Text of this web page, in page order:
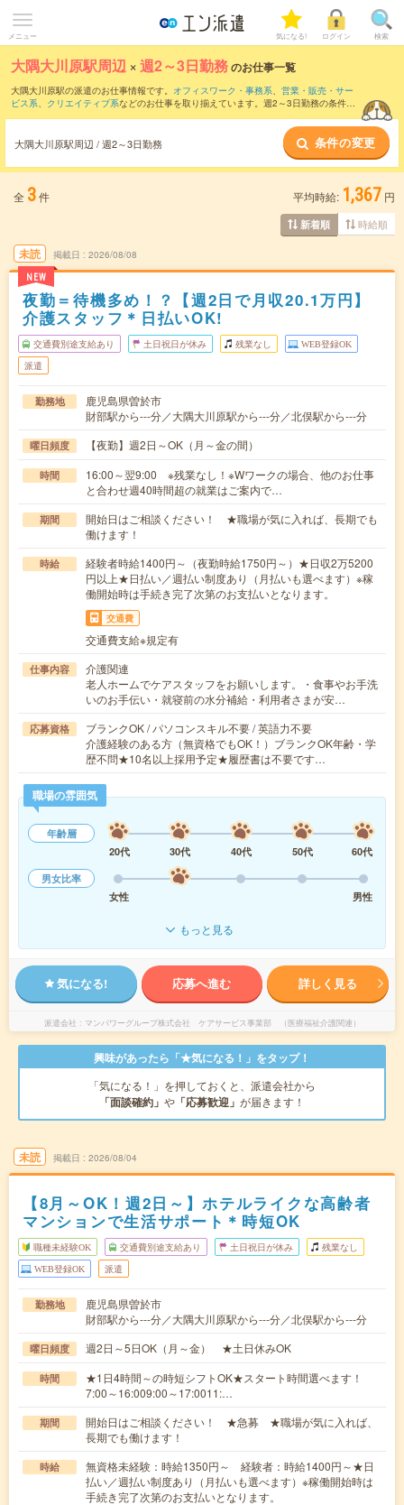
メニュー 気になる! ログイン 検索
大隅大川原駅周辺 ×週2～3日勤務のお仕事一覧
大隅大川原駅の派遣のお仕事情報です。 オフィスワーク・事務系、 営業・販売・サー
ビス系、 クリエイティブ系などのお仕事を取り揃えています。週2～3日勤務の条件の
大隅大川原駅周辺 / 週2～3日勤務 条件の変更
全 3件 平均時給: 1,367 円
新着順 時給順
未読
NEW
掲載日 2026/08/08
夜勤＝待機多め！？【週2日で月収20.1万円】
介護スタッフ＊日払いOK!
交通費別途支給あり 土日祝日が休み 残業なし WEB登録OK
派遣
勤務地
鹿児島県曽於市
財部駅から---分／大隅大川原駅から---分／北俣駅から---分
曜日頻度 【夜勤】週2日～OK（月～金の間）
時間
16:00～翌9:00 ※残業なし！※Wワークの場合、他のお仕事
と合わせ週40時間超の就業はご案内で…
期間
開始日はご相談ください！ ★職場が気に入れば、長期でも
働けます！
時給
経験者時給1400円～（夜勤時給1750円～）★日収2万5200
円以上★日払い／週払い制度あり（月払いも選べます）※稼
働開始時は手続き完了次第のお支払いとなります。
交通費
交通費支給※規定有
仕事内容
介護関連
老人ホームでケアスタッフをお願いします。・食事やお手洗
いのお手伝い・就寝前の水分補給・利用者さまが安…
応募資格
ブランクOK / パソコンスキル不要 / 英語力不要
介護経験のある方（無資格でもOK！）ブランクOK年齢・学
歴不問★10名以上採用予定★履歴書は不要です…
職場の雰囲気
年齢層
20代
30代 40代 50代
60代
男女比率
女性
男性
もっと見る
気になる! 応募へ進む 詳しく見る
派遣会社 マンパワーグループ株式会社 ケアサービス事業部 （医療福祉介護関連）
興味があったら「★気になる！」をタップ！
「気になる！」を押しておくと、派遣会社から
「面談確約」 や 「応募歓迎」 が届きます！
未読 掲載日 2026/08/04
【8月～OK！週2日～】ホテルライクな高齢者
マンションで生活サポート＊時短OK
職種未経験OK 交通費別途支給あり 土日祝日が休み 残業なし
WEB登録OK 派遣
勤務地
鹿児島県曽於市
財部駅から---分／大隅大川原駅から---分／北俣駅から---分
曜日頻度 週2日～5日OK（月～金） ★土日休みOK
時間
★1日4時間～の時短シフトOK★スタート時間選べます！
7:00～16:009:00～17:0011:…
期間
開始日はご相談ください！ ★急募 ★職場が気に入れば、
長期でも働けます！
時給
無資格未経験：時給1350円～ 経験者：時給1400円～★日
払い／週払い制度あり（月払いも選べます）※稼働開始時は
手続き完了次第のお支払いとなります。